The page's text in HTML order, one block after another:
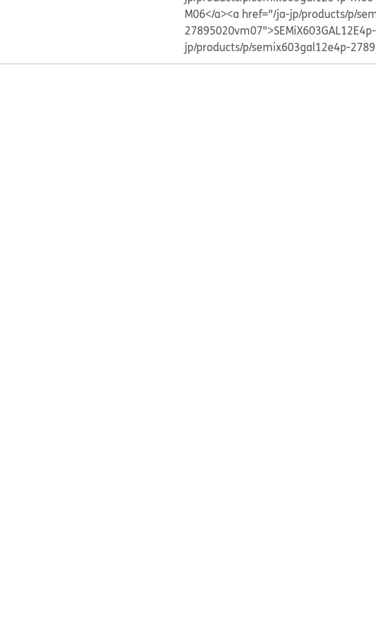
M06</a><a href="/ja-jp/products/p/
jp/products/p/semix603gal12e4p-